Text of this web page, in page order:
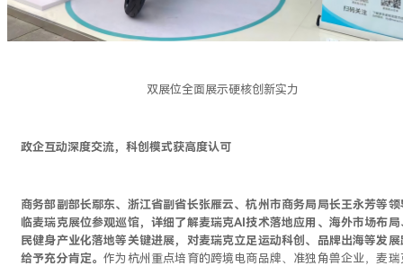
双展位全面展示硬核创新实力
政企互动深度交流，科创模式获高度认可
商务部副部长鄢东、浙江省副省长张雁云、杭州市商务局局长王永芳等领
临麦瑞克展位参观巡馆，详细了解麦瑞克AI技术落地应用、海外市场布局
民健身产业化落地等关键进展，对麦瑞克立足运动科创、品牌出海等发展
给予充分肯定。作为杭州重点培育的跨境电商品牌、准独角兽企业，麦瑞